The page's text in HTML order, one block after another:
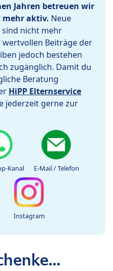
Jahren betreuen wir
mehr aktiv. Neue
nicht mehr
wertvollen Beiträge der
jedoch bestehen
zugänglich. Damit du
Beratung
HiPP Elternservice
jederzeit gerne zur
Kanal E-Mail / Telefon
Instagram